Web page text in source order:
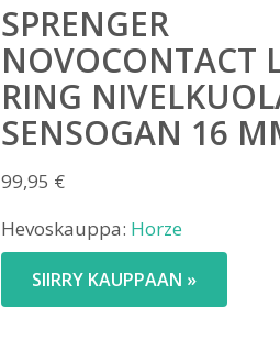
SPRENGER
NOVOCONTACT
RING
SENSOGAN 16
99,95 €
Hevoskauppa: Horze
SIIRRY KAUPPAAN »